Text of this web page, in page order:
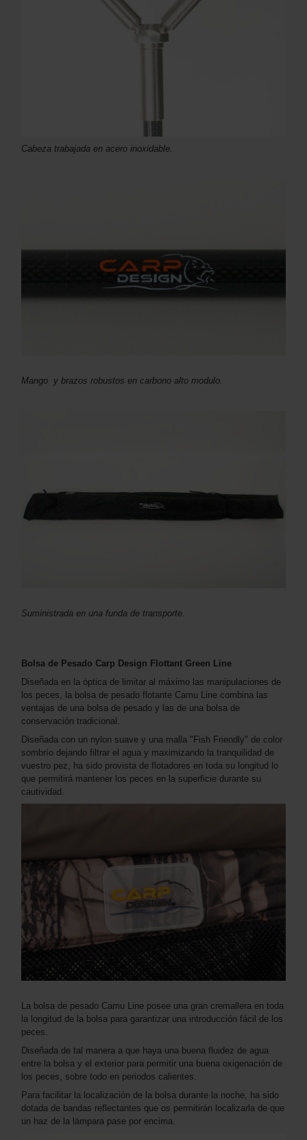
Cabeza trabajada en acero inoxidable.
Mango y brazos robustos en carbono alto modulo.
Suministrada en una funda de transporte.
Bolsa de Pesado Carp Design Flottant Green Line
Diseñada en la óptica de limitar al máximo las manipulaciones de
los peces, la bolsa de pesado flotante Camu Line combina las
ventajas de una bolsa de pesado y las de una bolsa de
conservación tradicional.
Diseñada con un nylon suave y una malla "Fish Friendly" de color
sombrío dejando filtrar el agua y maximizando la tranquilidad de
vuestro pez, ha sido provista de flotadores en toda su longitud lo
que permitirá mantener los peces en la superficie durante su
cautividad.
La bolsa de pesado Camu Line posee una gran cremallera en toda
la longitud de la bolsa para garantizar una introducción fácil de los
peces.
Diseñada de tal manera a que haya una buena fluidez de agua
entre la bolsa y el exterior para permitir una buena oxigenación de
los peces, sobre todo en periodos calientes.
Para facilitar la localización de la bolsa durante la noche, ha sido
dotada de bandas reflectantes que os permitirán localizarla de que
un haz de la lámpara pase por encima.